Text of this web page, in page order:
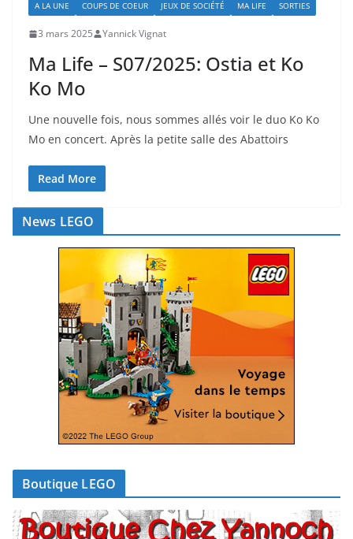
A LA UNE COUPS DE COEUR JEUX DE SOCIÉTÉ MA LIFE SORTIES
3 mars 2025 Yannick Vignat
Ma Life – S07/2025: Ostia et Ko
Ko Mo
Une nouvelle fois, nous sommes allés voir le duo Ko Ko
Mo en concert. Après la petite salle des Abattoirs
Read More
News LEGO
Boutique LEGO